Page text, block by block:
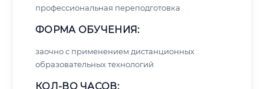
профессиональная переподготовка
ФОРМА ОБУЧЕНИЯ:
заочно с применением дистанционных
образовательных технологий
КОЛ-ВО ЧАСОВ: